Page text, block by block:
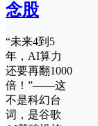
念股
“未来4到5
年，AI算力
还要再翻1000
倍！”——这
不是科幻台
词，是谷歌